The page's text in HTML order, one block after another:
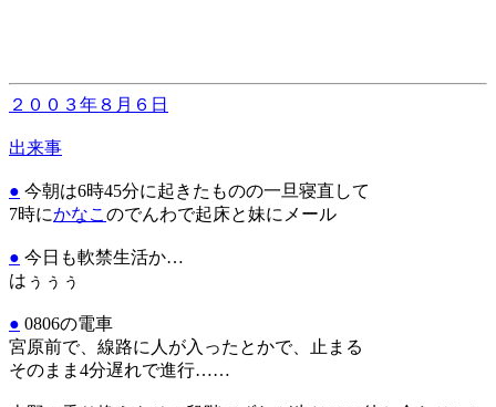
２００３年８月６日
出来事
● 今朝は6時45分に起きたものの一旦寝直して
7時にかなこ のでんわで起床と妹にメール
● 今日も軟禁生活か…
はぅぅぅ
● 0806の電車
宮原前で、線路に人が入ったとかで、止まる
そのまま4分遅れで進行……